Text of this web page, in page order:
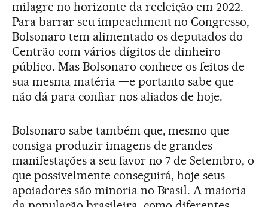
milagre no horizonte da reeleição em 2022.
Para barrar seu impeachment no Congresso,
Bolsonaro tem alimentado os deputados do
Centrão com vários dígitos de dinheiro
público. Mas Bolsonaro conhece os feitos de
sua mesma matéria —e portanto sabe que
não dá para confiar nos aliados de hoje.
Bolsonaro sabe também que, mesmo que
consiga produzir imagens de grandes
manifestações a seu favor no 7 de Setembro, o
que possivelmente conseguirá, hoje seus
apoiadores são minoria no Brasil. A maioria